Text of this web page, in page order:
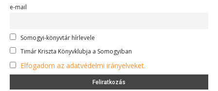
e-mail
Somogyi-könyvtár hírlevele
Timár Kriszta Könyvklubja a Somogyiban
Elfogadom az adatvédelmi irányelveket.